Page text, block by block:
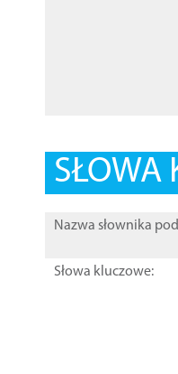
SŁOWA
Nazwa słownika
Słowa kluczowe: